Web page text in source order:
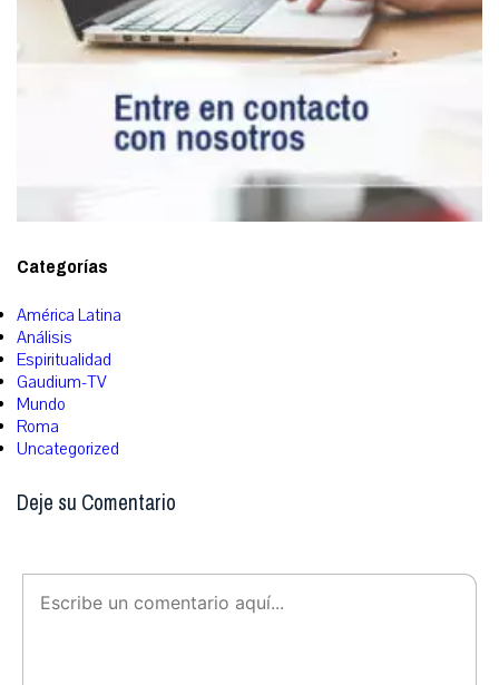
Categorías
América Latina
Análisis
Espiritualidad
Gaudium-TV
Mundo
Roma
Uncategorized
Deje su Comentario